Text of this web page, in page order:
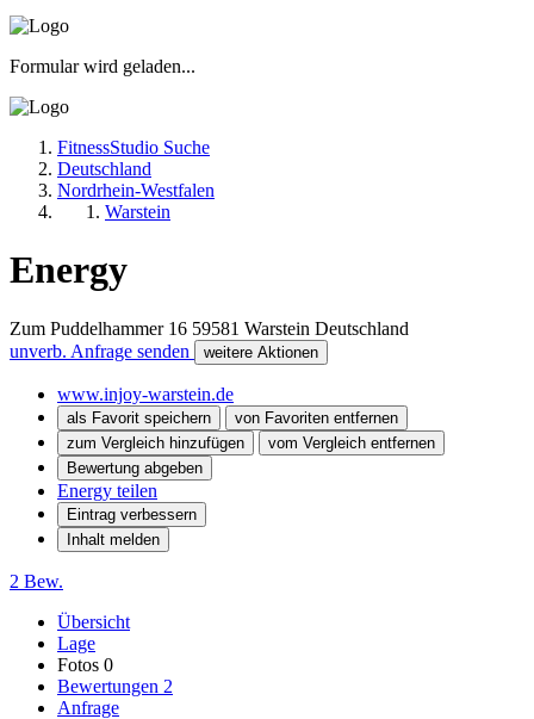
Formular wird geladen...
FitnessStudio Suche
Deutschland
Nordrhein-Westfalen
Warstein
Energy
Zum Puddelhammer 16 59581 Warstein Deutschland
unverb. Anfrage senden
weitere Aktionen
www.injoy-warstein.de
als Favorit speichern
von Favoriten entfernen
zum Vergleich hinzufügen
vom Vergleich entfernen
Bewertung abgeben
Energy teilen
Eintrag verbessern
Inhalt melden
2 Bew.
Übersicht
Lage
Fotos 0
Bewertungen 2
Anfrage